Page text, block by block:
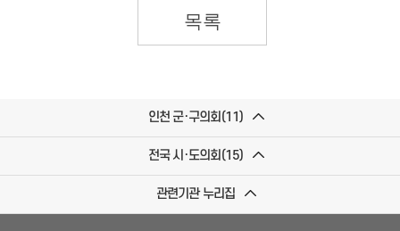
목록
인천 군·구의회(11)
전국 시·도의회(15)
관련기관 누리집